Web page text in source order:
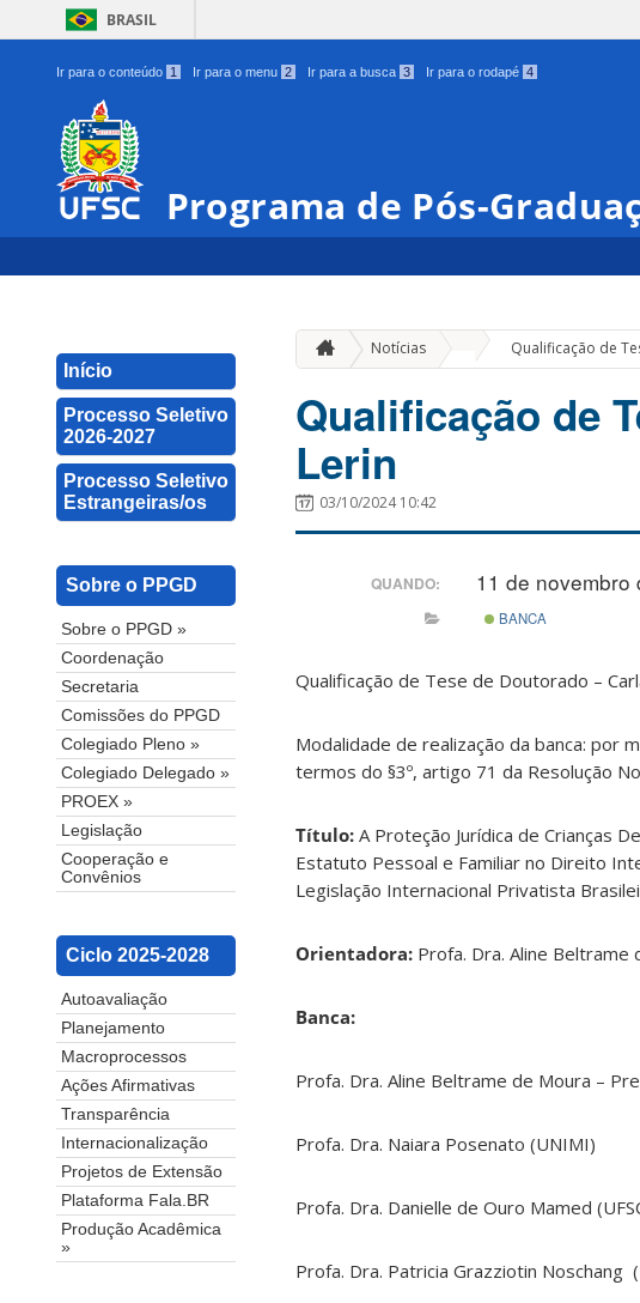
BRASIL
Ir para o conteúdo 1 Ir para o menu 2 Ir para a busca 3 Ir para o rodapé 4
Programa de Pós-
Início
Processo Seletivo
2026-2027
Processo Seletivo
Estrangeiras/os
Sobre o PPGD
Sobre o PPGD »
Coordenação
Secretaria
Comissões do PPGD
Colegiado Pleno »
Colegiado Delegado »
PROEX »
Legislação
Cooperação e
Convênios
Ciclo 2025-2028
Autoavaliação
Planejamento
Macroprocessos
Ações Afirmativas
Transparência
Internacionalização
Projetos de Extensão
Plataforma Fala.BR
Produção Acadêmica
»
Notícias Qualificação de
Qualificação de
Lerin
03/10/2024 10:42
QUANDO: 11 de novembro
BANCA
Qualificação de Tese de Doutorado –
Modalidade de realização da banca: por
termos do §3º, artigo 71 da Resolução
Título: A Proteção Jurídica de Crianças
Estatuto Pessoal e Familiar no Direito
Legislação Internacional Privatista
Orientadora: Profa. Dra. Aline Beltrame
Banca:
Profa. Dra. Aline Beltrame de Moura –
Profa. Dra. Naiara Posenato (UNIMI)
Profa. Dra. Danielle de Ouro Mamed
Profa. Dra. Patricia Grazziotin Noschang